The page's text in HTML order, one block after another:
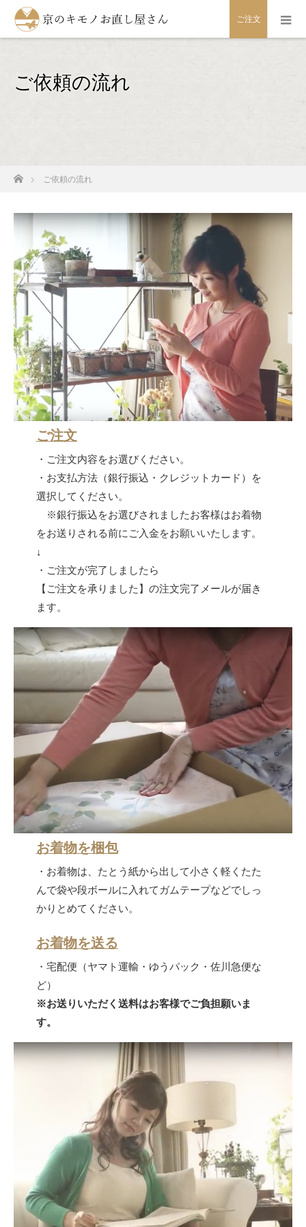
ご注文
ご依頼の流れ
ホームご依頼の流れ
ご注文
・ご注文内容をお選びください。
・お支払方法（銀行振込・クレジットカード）を
選択してください。
※銀行振込をお選びされましたお客様はお着物
をお送りされる前にご入金をお願いいたします。
↓
・ご注文が完了しましたら
【ご注文を承りました】の注文完了メールが届き
ます。
お着物を梱包
・お着物は、たとう紙から出して小さく軽くたた
んで袋や段ボールに入れてガムテープなどでしっ
かりとめてください。
お着物を送る
・宅配便（ヤマト運輸・ゆうパック・佐川急便な
ど）
※お送りいただく送料はお客様でご負担願いま
す。